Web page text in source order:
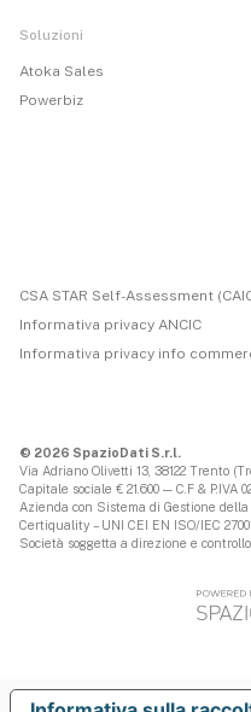
Soluzioni
Atoka Sales
Powerbiz
CSA STAR Self-Assessment
Informativa privacy ANCIC
Informativa privacy info
© 2026 SpazioDati S.r.l.
Via Adriano Olivetti 13, 38122 Trento
Capitale sociale € 21.600 — C.F & P.IVA
Azienda con Sistema di Gestione
Certiquality – UNI CEI EN ISO/IEC
Società soggetta a direzione e